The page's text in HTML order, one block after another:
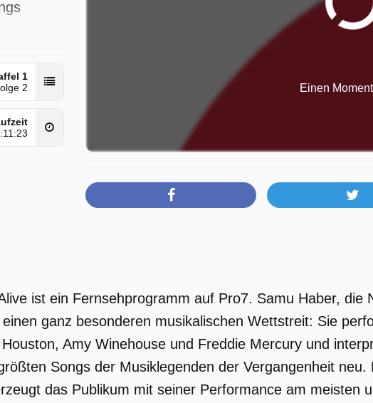
2026,
1
2
Einen
ist ein Fernsehprogramm auf Pro7. Samu Haber, die
ganz besonderen musikalischen Wettstreit: Sie
Amy Winehouse und Freddie Mercury und
Songs der Musiklegenden der Vergangenheit
das Publikum mit seiner Performance am meisten